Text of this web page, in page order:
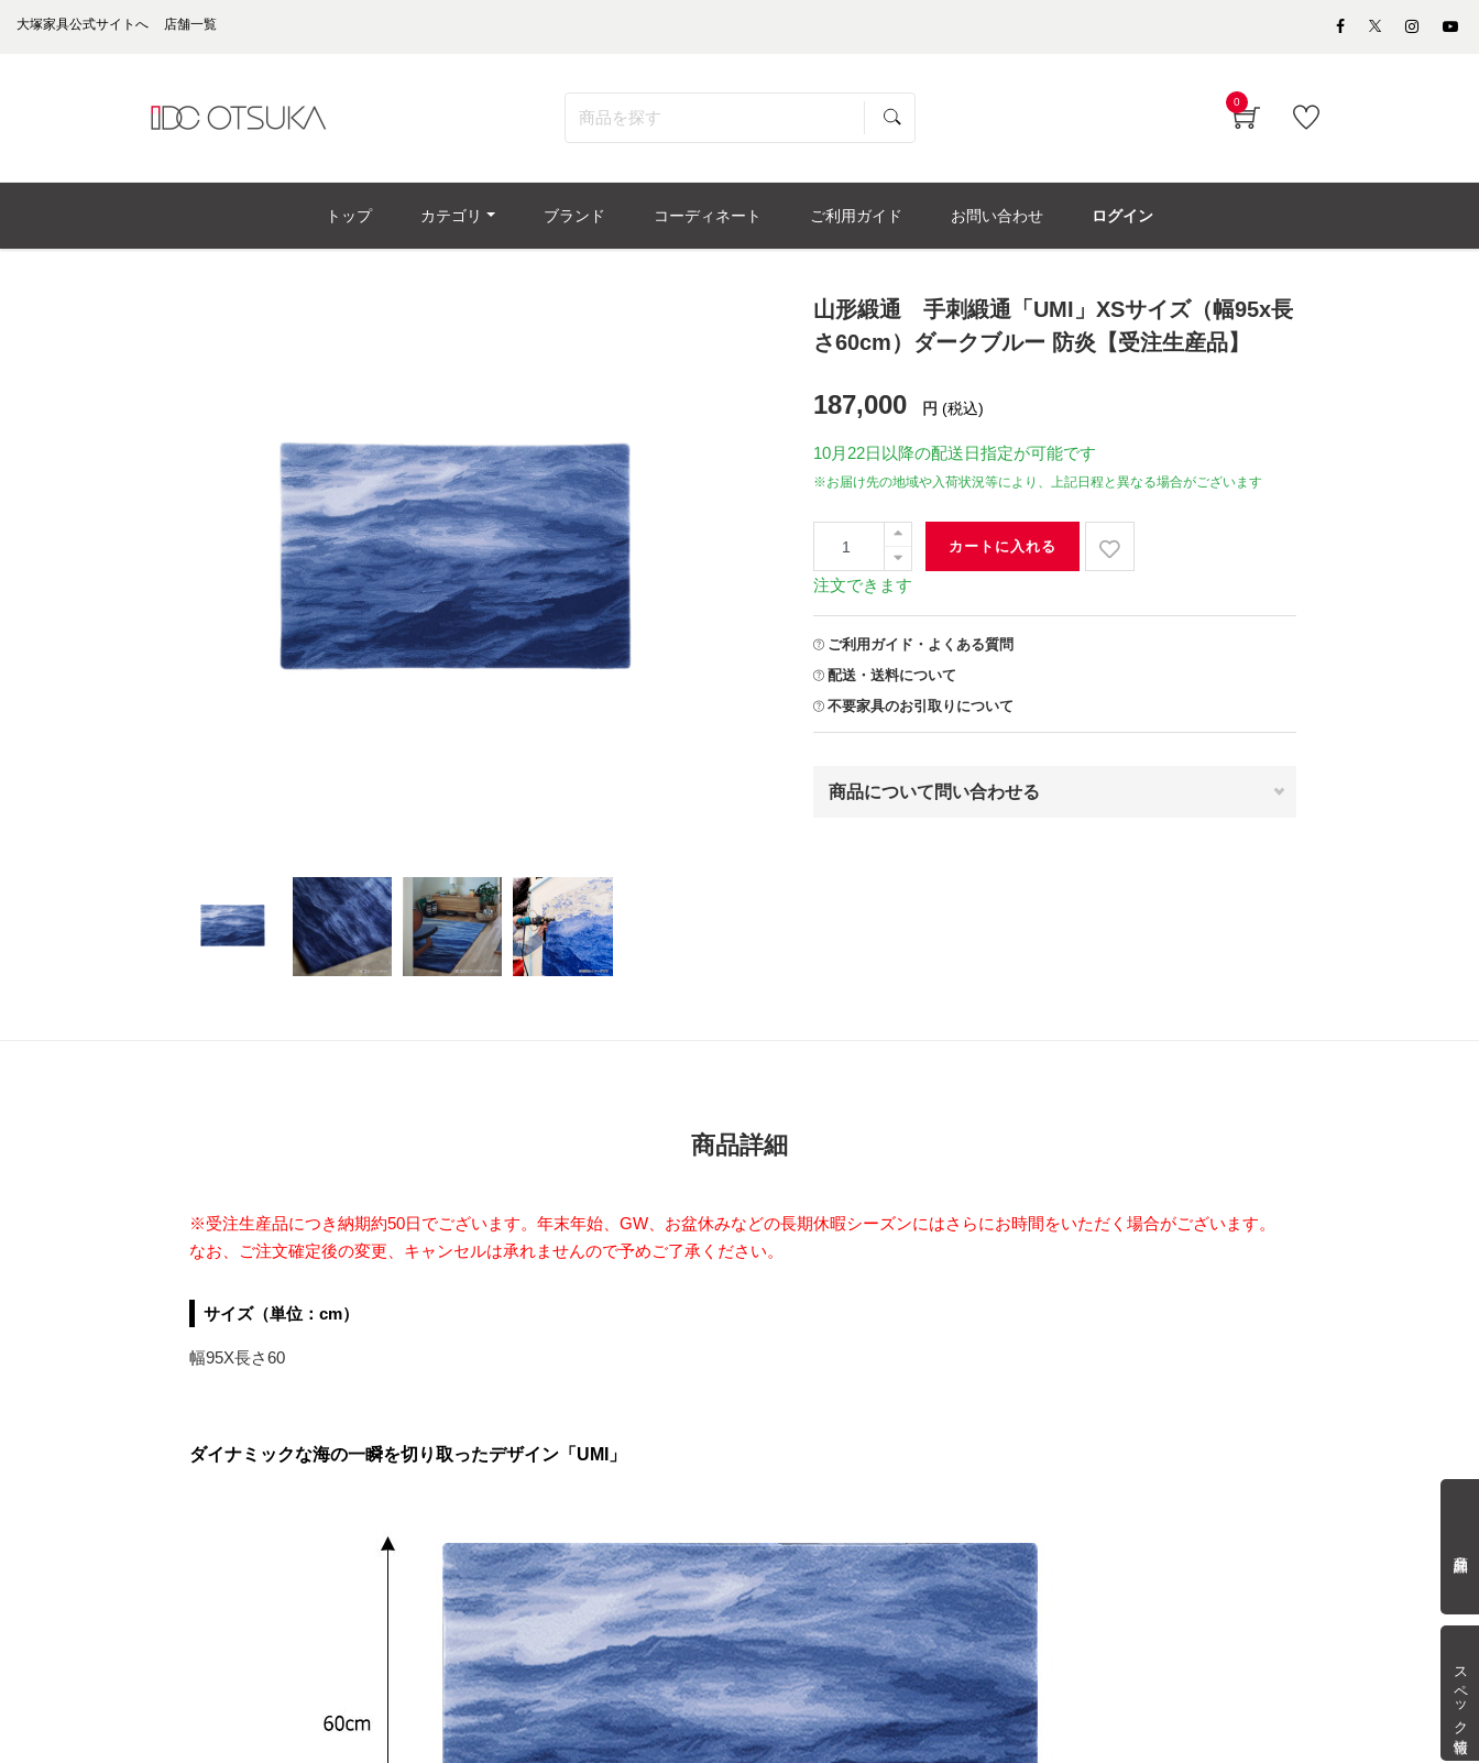
スペック情報
大塚家具公式サイトへ 店舗一覧
0
トップ カテゴリ ブランド コーディネート ご利用ガイド お問い合わせ ログイン
山形緞通 手刺緞通「UMI」XSサイズ（幅95x長
さ60cm）ダークブルー 防炎【受注生産品】
187,000 円 (税込)
10月22日 以降の配送日指定が可能です
※お届け先の地域や入荷状況等により、上記日程と異なる場合がございます
カートに入れる
注文できます
ご利用ガイド・よくある質問
配送・送料について
不要家具のお引取りについて
商品について問い合わせる
商品詳細
※受注生産品につき納期約50日でございます。年末年始、GW、お盆休みなどの長期休暇シーズンにはさらにお時間をいただく場合がございます。
なお、ご注文確定後の変更、キャンセルは承れませんので予めご了承ください。
サイズ（単位：cm）
幅95X長さ60
ダイナミックな海の一瞬を切り取ったデザイン「UMI」